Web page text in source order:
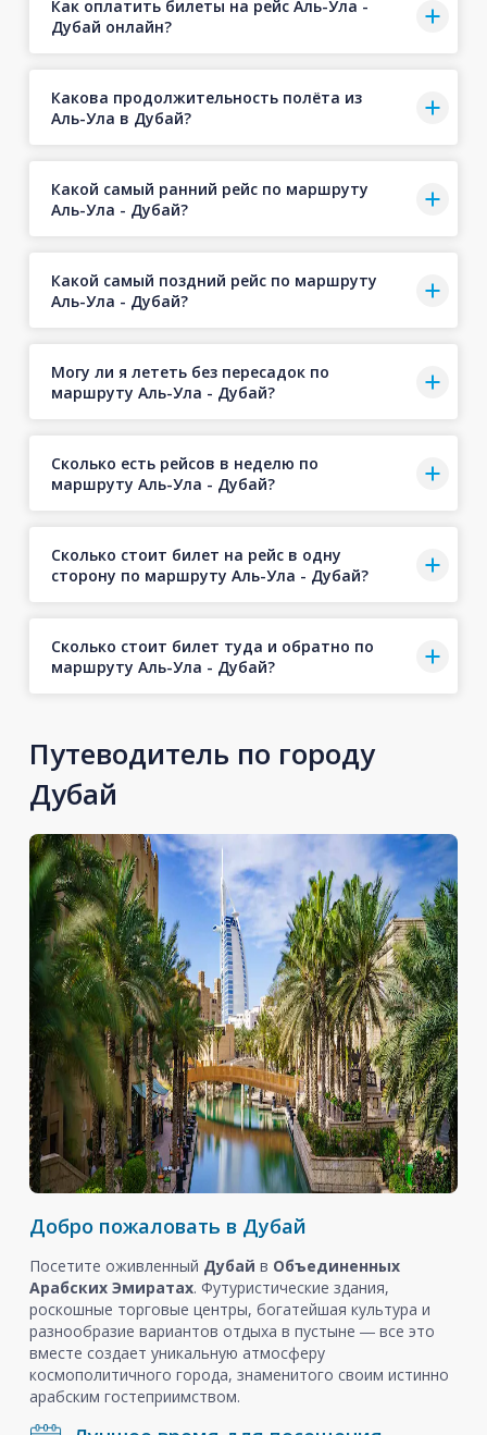
Как оплатить билеты на рейс Аль-Ула -
Дубай онлайн?
Какова продолжительность полёта из
Аль-Ула в Дубай?
Какой самый ранний рейс по маршруту
Аль-Ула - Дубай?
Какой самый поздний рейс по маршруту
Аль-Ула - Дубай?
Могу ли я лететь без пересадок по
маршруту Аль-Ула - Дубай?
Сколько есть рейсов в неделю по
маршруту Аль-Ула - Дубай?
Сколько стоит билет на рейс в одну
сторону по маршруту Аль-Ула - Дубай?
Сколько стоит билет туда и обратно по
маршруту Аль-Ула - Дубай?
Путеводитель по городу
Дубай
Добро пожаловать в Дубай
Посетите оживленный Дубай в Объединенных
Арабских Эмиратах. Футуристические здания,
роскошные торговые центры, богатейшая культура и
разнообразие вариантов отдыха в пустыне ― все это
вместе создает уникальную атмосферу
космополитичного города, знаменитого своим истинно
арабским гостеприимством.